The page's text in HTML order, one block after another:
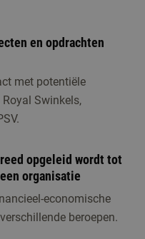
1 moment beschikbaar
en opdrachten
met potentiële
Swinkels,
opgeleid wordt tot
organisatie
economische
beroepen.